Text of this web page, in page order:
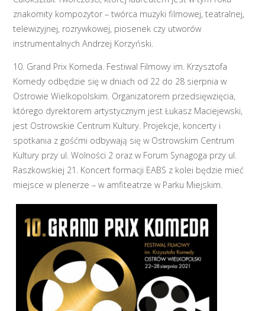
znakomity kompozytor – twórca muzyki filmowej, teatralnej,
telewizyjnej, rozrywkowej, piosenek czy utworów
instrumentalnych Andrzej Korzyński.
10. Grand Prix Komeda. Festiwal Filmowy im. Krzysztofa
Komedy odbędzie się w dniach od 22 do 28 sierpnia w
Ostrowie Wielkopolskim. Organizatorem przedsięwzięcia,
którego dyrektorem artystycznym jest Łukasz Maciejewski,
jest Ostrowskie Centrum Kultury. Projekcje, koncerty i
spotkania z gośćmi odbywają się w Ostrowskim Centrum
Kultury przy ul. Wolności 2 oraz w Forum Synagoga przy ul.
Raszkowskiej 21. Koncert formacji EABS z kolei będzie mieć
miejsce w plenerze – w amfiteatrze w Parku Miejskim.